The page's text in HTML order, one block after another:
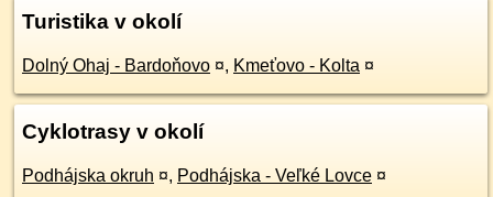
Turistika v okolí
Dolný Ohaj - Bardoňovo ¤, Kmeťovo - Kolta ¤
Cyklotrasy v okolí
Podhájska okruh ¤, Podhájska - Veľké Lovce ¤